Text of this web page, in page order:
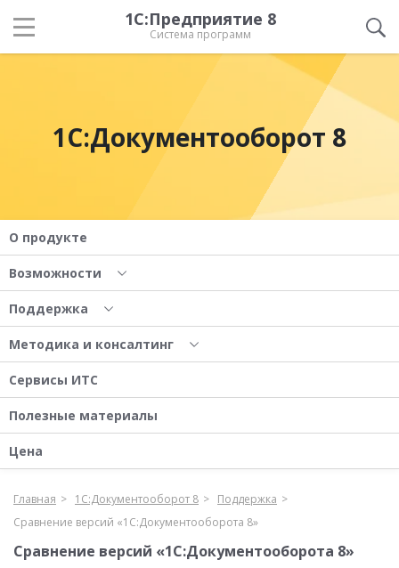
1С:Предприятие 8
Система программ
1С:Документооборот 8
О продукте
Возможности
Поддержка
Методика и консалтинг
Сервисы ИТС
Полезные материалы
Цена
Главная 1С:Документооборот 8
Поддержка
Сравнение версий «1С:Документооборота 8»
Сравнение версий «1С:Документооборота 8»